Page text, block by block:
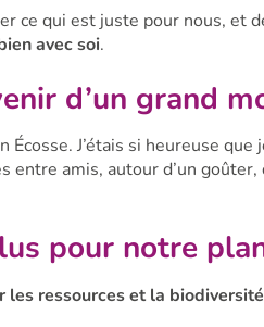
ce qui est juste pour nous, et
avec soi.
d’un grand
J’étais si heureuse
amis, autour d’un goûter,
pour notre
les ressources et la biodiversité